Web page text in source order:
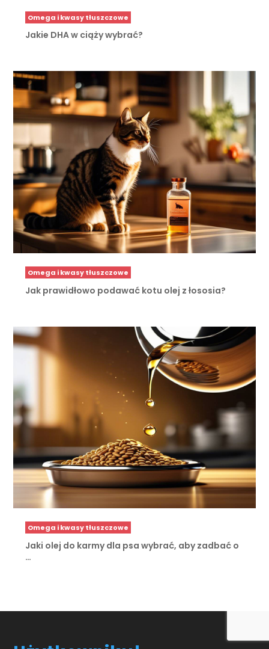
Omega i kwasy tłuszczowe
Jakie DHA w ciąży wybrać?
Omega i kwasy tłuszczowe
Jak prawidłowo podawać kotu olej z łososia?
Omega i kwasy tłuszczowe
Jaki olej do karmy dla psa wybrać, aby zadbać o
…